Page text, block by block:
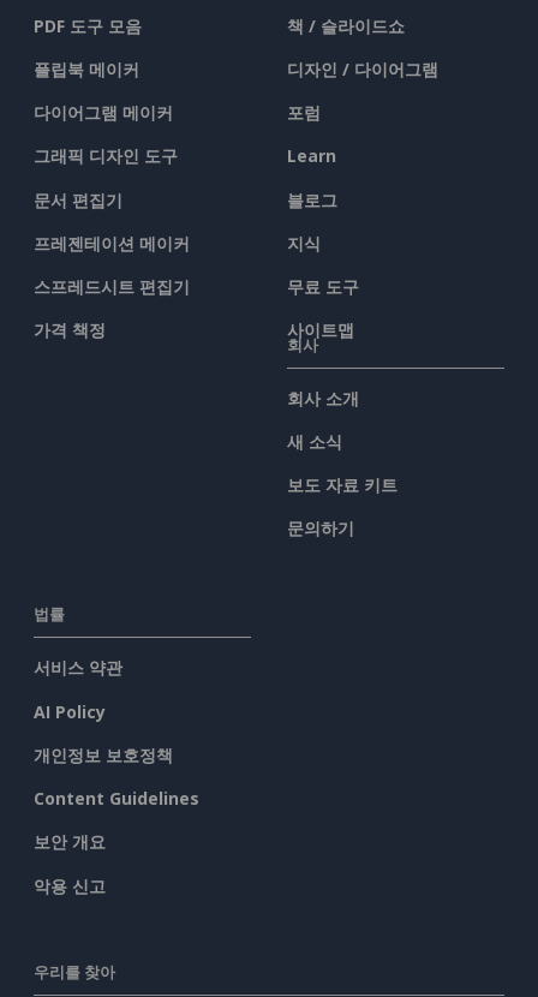
PDF 도구 모음
플립북 메이커
다이어그램 메이커
그래픽 디자인 도구
문서 편집기
프레젠테이션 메이커
스프레드시트 편집기
가격 책정
책 / 슬라이드쇼
디자인 / 다이어그램
포럼
Learn
블로그
지식
무료 도구
사이트맵
회사
회사 소개
새 소식
보도 자료 키트
문의하기
법률
서비스 약관
AI Policy
개인정보 보호정책
Content Guidelines
보안 개요
악용 신고
우리를 찾아